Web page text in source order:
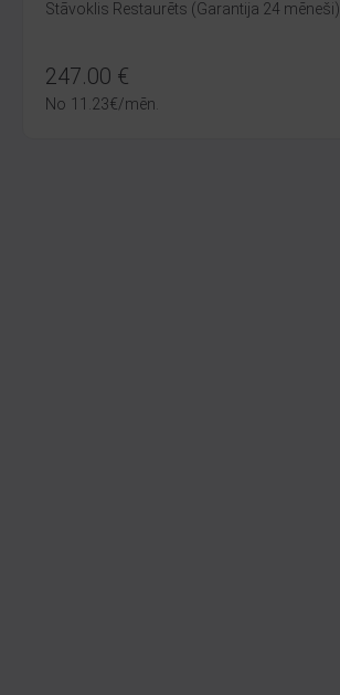
Stāvoklis Restaurēts (Garantija 24 mēneši)
247.00 €
No 11.23€/mēn.